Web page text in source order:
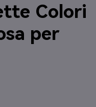
Colori
per